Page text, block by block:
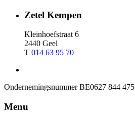
Zetel Kempen
Kleinhoefstraat 6
2440 Geel
T 014 63 95 70
OndernemingsnummerBE0627 844 475
Menu